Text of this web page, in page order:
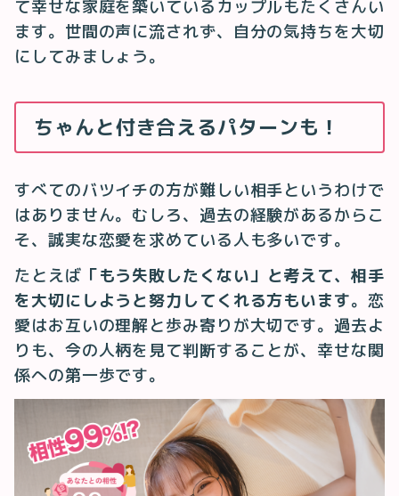
て幸せな家庭を築いているカップルもたくさんい
ます。世間の声に流されず、自分の気持ちを大切
にしてみましょう。
ちゃんと付き合えるパターンも！
すべてのバツイチの方が難しい相手というわけで
はありません。むしろ、過去の経験があるからこ
そ、誠実な恋愛を求めている人も多いです。
たとえば 「もう失敗したくない」と考えて、相手
を大切にしようと努力してくれる方もいます。恋
愛はお互いの理解と歩み寄りが大切です。過去よ
りも、今の人柄を見て判断することが、幸せな関
係への第一歩です。